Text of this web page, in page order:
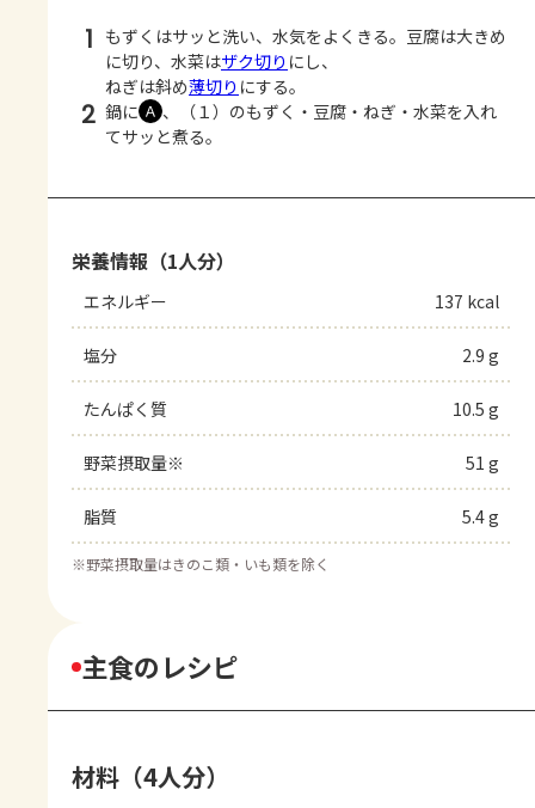
1 もずくはサッと洗い、水気をよくきる。豆腐は大きめ
に切り、水菜はザク切り にし、
ねぎは斜め薄切り にする。
2 鍋に Ａ 、（１）のもずく・豆腐・ねぎ・水菜を入れ
てサッと煮る。
栄養情報（1人分）
エネルギー 137 kcal
塩分 2.9 g
たんぱく質 10.5 g
野菜摂取量※ 51 g
脂質 5.4 g
※野菜摂取量はきのこ類・いも類を除く
主食のレシピ
材料（4人分）